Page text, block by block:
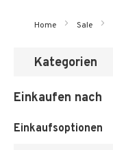
Home Sale
Kategorien
Einkaufen nach
Einkaufsoptionen